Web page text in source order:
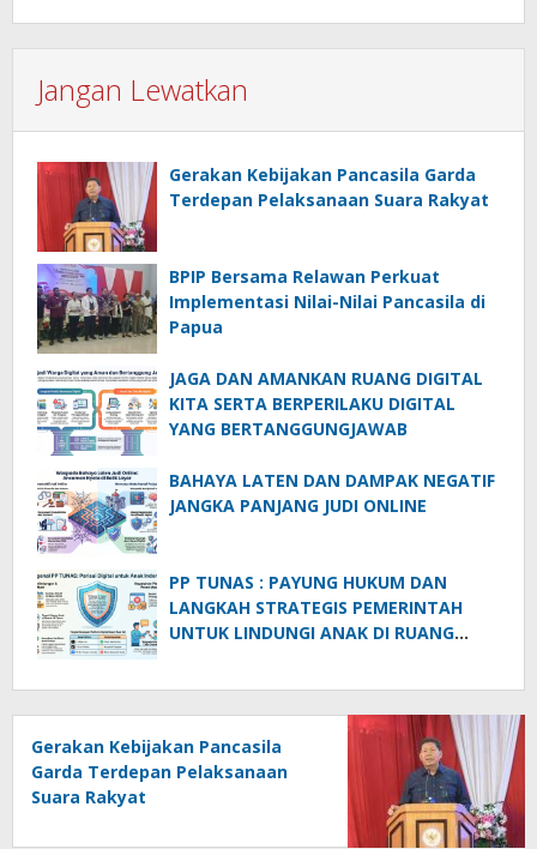
Jangan Lewatkan
Gerakan Kebijakan Pancasila Garda
Terdepan Pelaksanaan Suara Rakyat
BPIP Bersama Relawan Perkuat
Implementasi Nilai-Nilai Pancasila di
Papua
JAGA DAN AMANKAN RUANG DIGITAL
KITA SERTA BERPERILAKU DIGITAL
YANG BERTANGGUNGJAWAB
BAHAYA LATEN DAN DAMPAK NEGATIF
JANGKA PANJANG JUDI ONLINE
PP TUNAS : PAYUNG HUKUM DAN
LANGKAH STRATEGIS PEMERINTAH
UNTUK LINDUNGI ANAK DI RUANG
Gerakan Kebijakan Pancasila
Garda Terdepan Pelaksanaan
Suara Rakyat